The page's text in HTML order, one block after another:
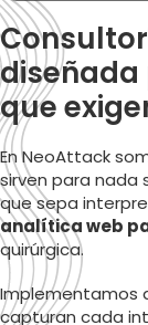
diseñada
que
En NeoAttack
sirven para nada
que sepa
analítica web
quirúrgica.
Implementamos
capturan cada